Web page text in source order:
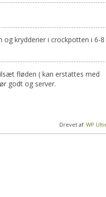
krydderier i crockpotten i 6-
fløden ( kan erstattes med
godt og server.
Drevet af WP